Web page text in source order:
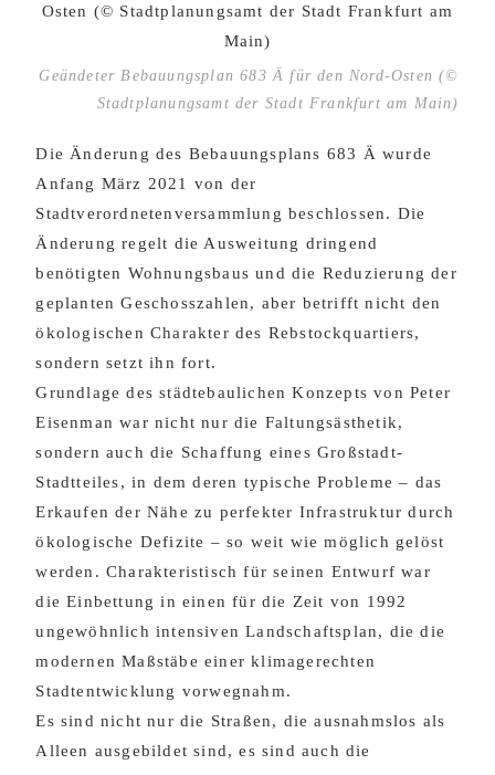
Geändeter Bebauungsplan 683 Ä für den Nord-Osten (©
Stadtplanungsamt der Stadt Frankfurt am Main)
Die Änderung des Bebauungsplans 683 Ä wurde
Anfang März 2021 von der
Stadtverordnetenversammlung beschlossen. Die
Änderung regelt die Ausweitung dringend
benötigten Wohnungsbaus und die Reduzierung der
geplanten Geschosszahlen, aber betrifft nicht den
ökologischen Charakter des Rebstockquartiers,
sondern setzt ihn fort.
Grundlage des städtebaulichen Konzepts von Peter
Eisenman war nicht nur die Faltungsästhetik,
sondern auch die Schaffung eines Großstadt-
Stadtteiles, in dem deren typische Probleme – das
Erkaufen der Nähe zu perfekter Infrastruktur durch
ökologische Defizite – so weit wie möglich gelöst
werden. Charakteristisch für seinen Entwurf war
die Einbettung in einen für die Zeit von 1992
ungewöhnlich intensiven Landschaftsplan, die die
modernen Maßstäbe einer klimagerechten
Stadtentwicklung vorwegnahm.
Es sind nicht nur die Straßen, die ausnahmslos als
Alleen ausgebildet sind, es sind auch die